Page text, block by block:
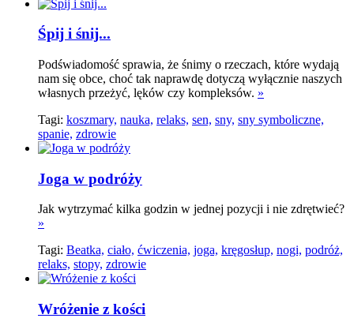
Śpij i śnij...
Podświadomość sprawia, że śnimy o rzeczach, które wydają
nam się obce, choć tak naprawdę dotyczą wyłącznie naszych
własnych przeżyć, lęków czy kompleksów. »
Tagi: koszmary, nauka, relaks, sen, sny, sny symboliczne,
spanie, zdrowie
Joga w podróży
Jak wytrzymać kilka godzin w jednej pozycji i nie zdrętwieć?
»
Tagi: Beatka, ciało, ćwiczenia, joga, kręgosłup, nogi, podróż,
relaks, stopy, zdrowie
Wróżenie z kości